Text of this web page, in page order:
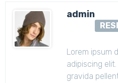
admin
Lorem ipsum
adipiscing
gravida